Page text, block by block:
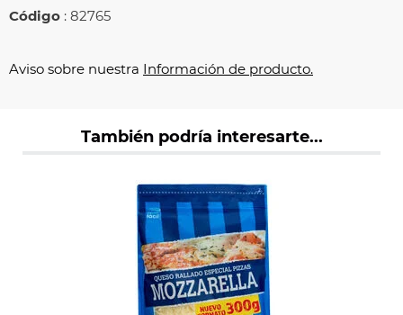
Código : 82765
Aviso sobre nuestra Información de producto.
También podría interesarte...